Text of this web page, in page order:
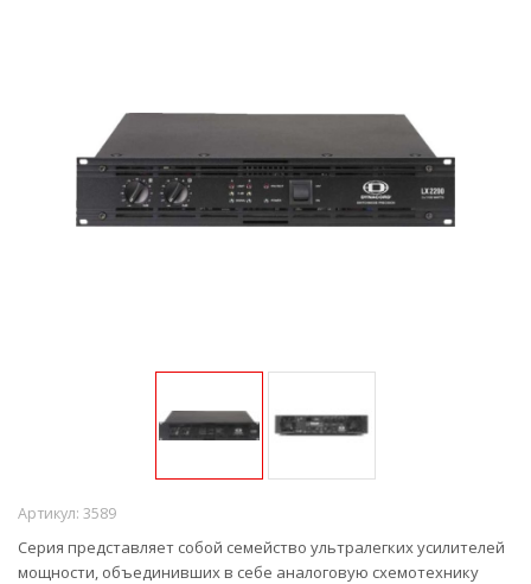
Артикул: 3589
Серия представляет собой семейство ультралегких усилителей
мощности, объединивших в себе аналоговую схемотехнику